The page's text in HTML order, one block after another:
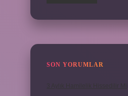
SON YORUMLAR